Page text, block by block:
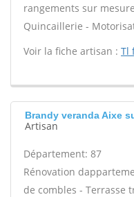
rangements sur
Quincaillerie -
Voir la fiche artisan : Tl
Brandy veranda Aixe
Artisan
Département: 87
Rénovation
de combles - Terrasse